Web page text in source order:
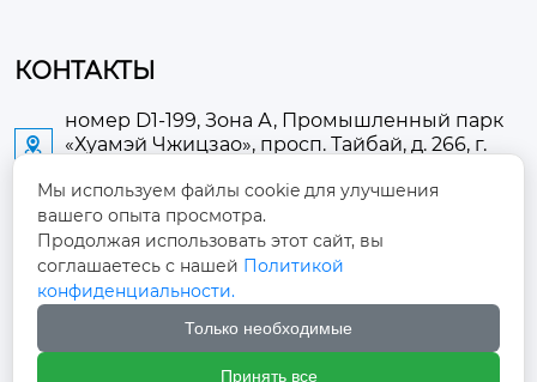
КОНТАКТЫ

номер D1-199, Зона А, Промышленный парк
«Хуамэй Чжицзао», просп. Тайбай, д. 266, г.
 2673889948@qq.com
+86-13705274289
+86-19084124289
Мы используем файлы cookie для улучшения
вашего опыта просмотра.
Продолжая использовать этот сайт, вы
соглашаетесь с нашей Политикой
конфиденциальности.
Только необходимые
Принять все